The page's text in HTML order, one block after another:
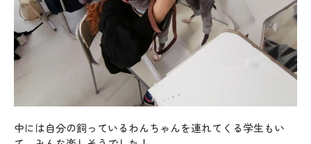
中には自分の飼っているわんちゃんを連れてくる学生もい